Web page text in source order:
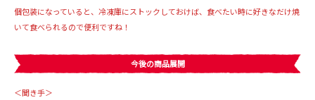
個包装になっていると、冷凍庫にストックしておけば、食べたい時に好きなだけ焼
いて食べられるので便利ですね！
今後の商品展開
＜聞き手＞